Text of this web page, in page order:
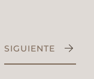
SIGUIENTE